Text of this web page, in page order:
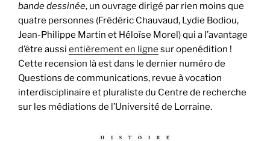
bande dessinée, un ouvrage dirigé par rien moins que
quatre personnes (Frédéric Chauvaud, Lydie Bodiou,
Jean-Philippe Martin et Héloïse Morel) qui a l’avantage
d’être aussi entièrement en ligne sur openédition !
Cette recension là est dans le dernier numéro de
Questions de communications, revue à vocation
interdisciplinaire et pluraliste du Centre de recherche
sur les médiations de l’Université de Lorraine.